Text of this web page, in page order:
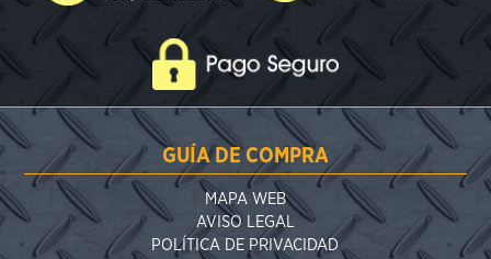
GUÍA DE COMPRA
MAPA WEB
AVISO LEGAL
POLÍTICA DE PRIVACIDAD